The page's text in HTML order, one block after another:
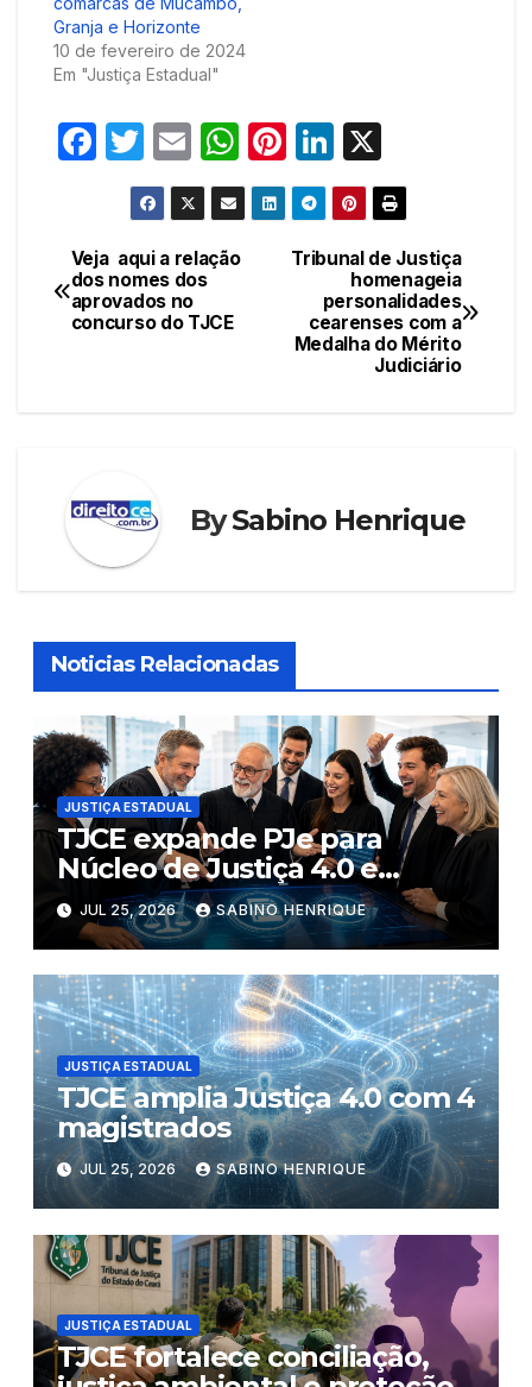
Granja e Horizonte
10 de fevereiro de 2024
Em "Justiça Estadual"
F
e
b
o
T
w
itt
er
E
m
ail
W
h
at
s
Pi
nt
er
e
Li
n
k
e
dI
n
Navegação
de
Tribunal de Justiça
homenageia
personalidades
cearenses com a
Medalha do Mérito
Judiciário
Veja aqui a relação
dos nomes dos
aprovados no
concurso do TJCE
BySabino Henrique
Noticias Relacionadas
JUSTIÇA ESTADUAL
TJCE expande PJe para
Núcleo de Justiça 4.0 e
conclui digitalização criminal
JUL 25, 2026 SABINO HENRIQUE
JUSTIÇA ESTADUAL
TJCE amplia Justiça 4.0 com 4
magistrados
JUL 25, 2026 SABINO HENRIQUE
JUSTIÇA ESTADUAL
TJCE fortalece conciliação,